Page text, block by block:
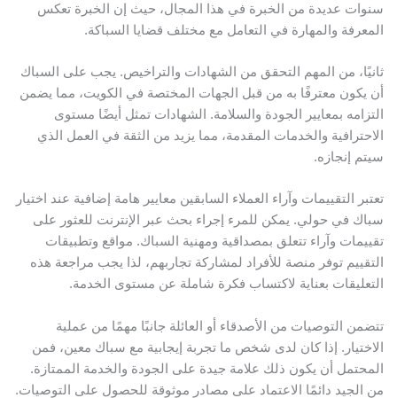
سنوات عديدة من الخبرة في هذا المجال، حيث إن الخبرة تعكس
المعرفة والمهارة في التعامل مع مختلف قضايا السباكة.
ثانيًا، من المهم التحقق من الشهادات والتراخيص. يجب على السباك
أن يكون معترفًا به من قبل الجهات المختصة في الكويت، مما يضمن
التزامه بمعايير الجودة والسلامة. الشهادات تمثل أيضًا مستوى
الاحترافية والخدمات المقدمة، مما يزيد من الثقة في العمل الذي
سيتم إنجازه.
تعتبر التقييمات وآراء العملاء السابقين معايير هامة إضافية عند اختيار
سباك في حولي. يمكن للمرء إجراء بحث عبر الإنترنت للعثور على
تقييمات وآراء تتعلق بمصداقية ومهنية السباك. مواقع وتطبيقات
التقييم توفر منصة للأفراد لمشاركة تجاربهم، لذا يجب مراجعة هذه
التعليقات بعناية لاكتساب فكرة شاملة عن مستوى الخدمة.
تتضمن التوصيات من الأصدقاء أو العائلة جانبًا مهمًا من عملية
الاختيار. إذا كان لدى شخص ما تجربة إيجابية مع سباك معين، فمن
المحتمل أن يكون ذلك علامة جيدة على الجودة والخدمة الممتازة.
من الجيد دائمًا الاعتماد على مصادر موثوقة للحصول على التوصيات.